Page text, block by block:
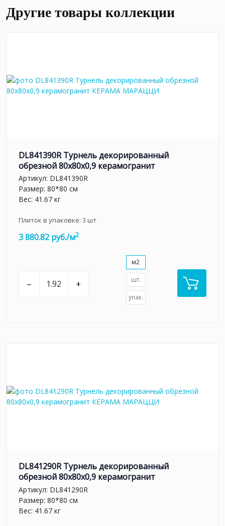
Другие товары коллекции
DL841390R Турнель декорированный
обрезной 80x80x0,9 керамогранит
Артикул: DL841390R
Размер: 80*80 см
Вес: 41.67 кг
Плиток в упаковке: 3 шт
3 880.82 руб./м2
– +
м2
шт.
упак.
DL841290R Турнель декорированный
обрезной 80x80x0,9 керамогранит
Артикул: DL841290R
Размер: 80*80 см
Вес: 41.67 кг